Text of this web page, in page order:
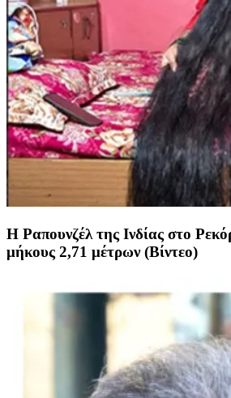
Η Ραπουνζέλ της Ινδίας στο
μήκους 2,71 μέτρων (Βίντεο)